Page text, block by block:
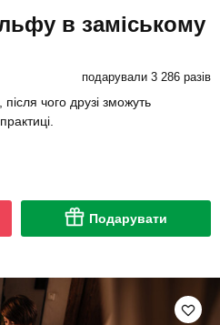
в заміському
подарували 3 286 разів
чого друзі зможуть
Подарувати